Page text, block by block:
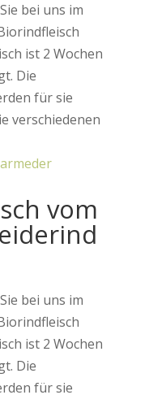
bei uns im
ist 2 Wochen
Die
für sie
verschiedenen
vom
bei uns im
ist 2 Wochen
Die
für sie